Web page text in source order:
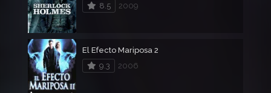
8.5
2009
El Efecto Mariposa 2
9.3
2006